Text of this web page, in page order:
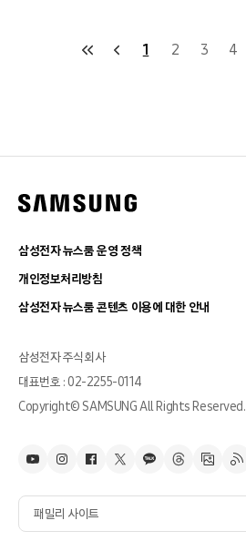
1 2 3 4
삼성전자 뉴스룸 운영 정책
개인정보처리방침
삼성전자 뉴스룸 콘텐츠 이용에 대한 안내
삼성전자 주식회사
대표번호 : 02-2255-0114
Copyright© SAMSUNG All Rights Reserved.
패밀리 사이트